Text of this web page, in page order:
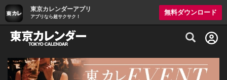
東京カレンダーアプリ
アプリなら超サクサク！
無料ダウンロード
グルメ情報・プレミアムレストラン予約